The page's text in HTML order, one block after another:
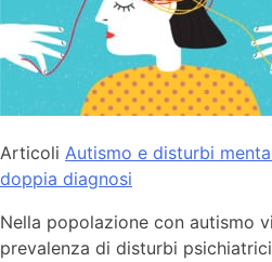
Articoli Autismo e disturbi
doppia diagnosi
Nella popolazione con autismo
prevalenza di disturbi